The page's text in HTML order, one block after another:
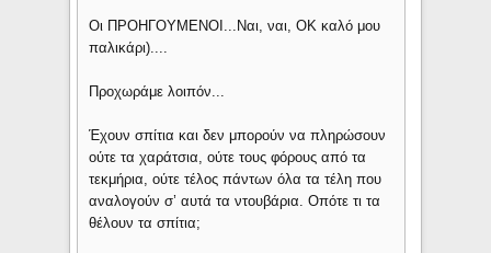
Οι ΠΡΟΗΓΟΥΜΕΝΟΙ...Ναι, ναι, ΟΚ καλό μου
παλικάρι)....
Προχωράμε λοιπόν...
Έχουν σπίτια και δεν μπορούν να πληρώσουν
ούτε τα χαράτσια, ούτε τους φόρους από τα
τεκμήρια, ούτε τέλος πάντων όλα τα τέλη που
αναλογούν σ’ αυτά τα ντουβάρια. Οπότε τι τα
θέλουν τα σπίτια;